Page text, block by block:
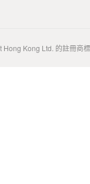
Kong Ltd. 的註冊商標